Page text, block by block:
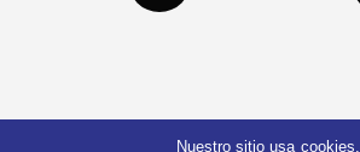
Nuestro sitio usa cookies.